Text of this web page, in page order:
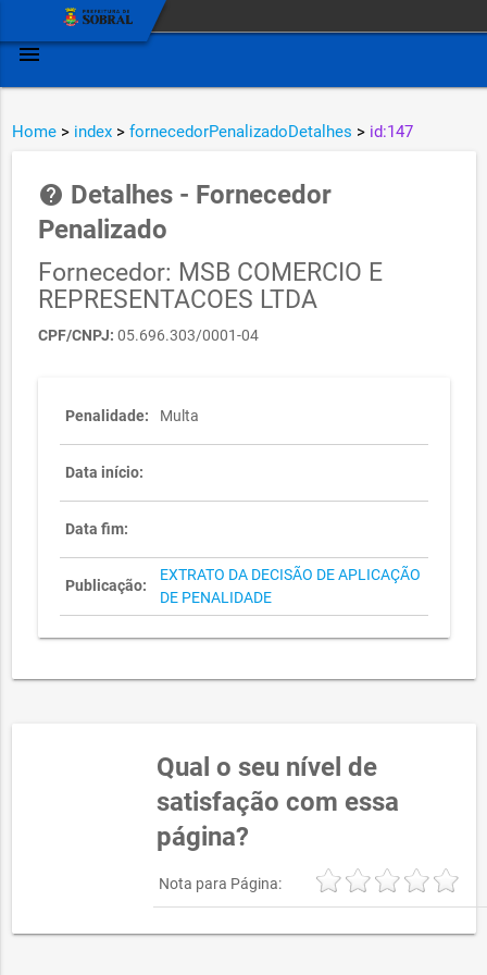
menu
Home > index > fornecedorPenalizadoDetalhes > id:147
help Detalhes - Fornecedor
Penalizado
Fornecedor: MSB COMERCIO E
REPRESENTACOES LTDA
CPF/CNPJ: 05.696.303/0001-04
Penalidade: Multa
Data início:
Data fim:
Publicação:
EXTRATO DA DECISÃO DE APLICAÇÃO
DE PENALIDADE
Qual o seu nível de
satisfação com essa
página?
Nota para Página: